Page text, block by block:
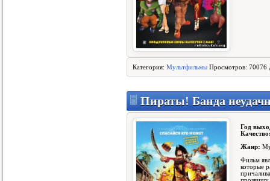
Категория: Мультфильмы Просмотров: 70076
Пираты! Банда
Год
Жанр:
Фильм
которые